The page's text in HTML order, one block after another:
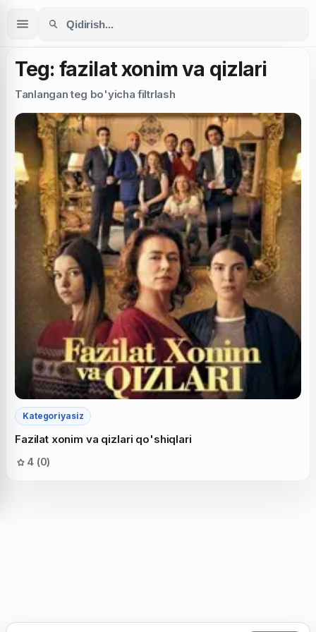
Teg: fazilat xonim va qizlari
Tanlangan teg bo'yicha filtrlash
Kategoriyasiz
Fazilat xonim va qizlari qo'shiqlari
4 (0)